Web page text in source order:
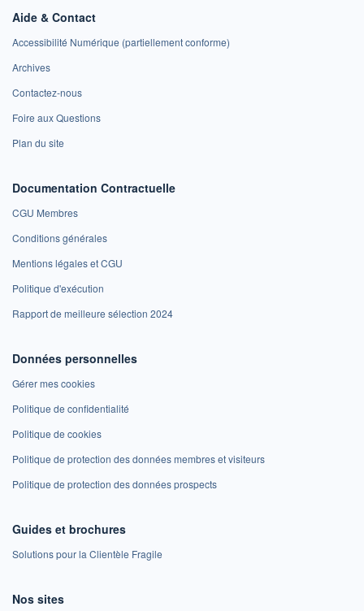
Aide & Contact
Accessibilité Numérique (partiellement conforme)
Archives
Contactez-nous
Foire aux Questions
Plan du site
Documentation Contractuelle
CGU Membres
Conditions générales
Mentions légales et CGU
Politique d'exécution
Rapport de meilleure sélection 2024
Données personnelles
Gérer mes cookies
Politique de confidentialité
Politique de cookies
Politique de protection des données membres et visiteurs
Politique de protection des données prospects
Guides et brochures
Solutions pour la Clientèle Fragile
Nos sites